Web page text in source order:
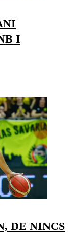
I
DE NINCS